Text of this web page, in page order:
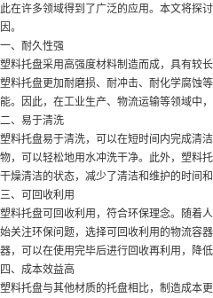
此在许多领域得到了广泛的应用。本文将探
因。
一、耐久性强
塑料托盘采用高强度材料制造而成，具有较
塑料托盘更加耐磨损、耐冲击、耐化学腐蚀
能。因此，在工业生产、物流运输等领域中
二、易于清洗
塑料托盘易于清洗，可以在短时间内完成清
物，可以轻松地用水冲洗干净。此外，塑料
干燥清洁的状态，减少了清洁和维护的时间和
三、可回收利用
塑料托盘可回收利用，符合环保理念。随着
始关注环保问题，选择可回收利用的物流容
器，可以在使用完毕后进行回收再利用，降低
四、成本效益高
塑料托盘与其他材质的托盘相比，制造成本